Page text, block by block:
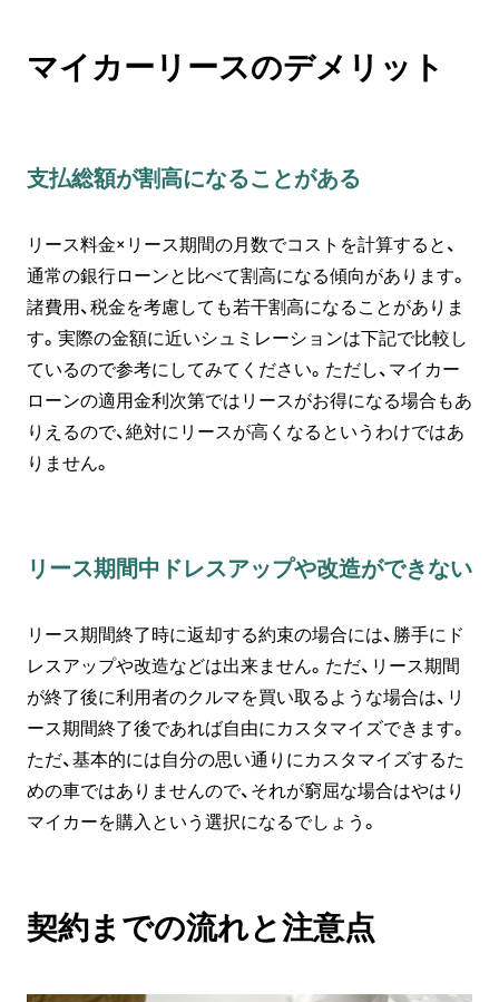
マイカーリースのデメリット
支払総額が割高になることがある
リース料金×リース期間の月数でコストを計算すると、
通常の銀行ローンと比べて割高になる傾向があります。
諸費用、税金を考慮しても若干割高になることがありま
す。実際の金額に近いシュミレーションは下記で比較し
ているので参考にしてみてください。ただし、マイカー
ローンの適用金利次第ではリースがお得になる場合もあ
りえるので、絶対にリースが高くなるというわけではあ
りません。
リース期間中ドレスアップや改造ができない
リース期間終了時に返却する約束の場合には、勝手にド
レスアップや改造などは出来ません。ただ、リース期間
が終了後に利用者のクルマを買い取るような場合は、リ
ース期間終了後であれば自由にカスタマイズできます。
ただ、基本的には自分の思い通りにカスタマイズするた
めの車ではありませんので、それが窮屈な場合はやはり
マイカーを購入という選択になるでしょう。
契約までの流れと注意点